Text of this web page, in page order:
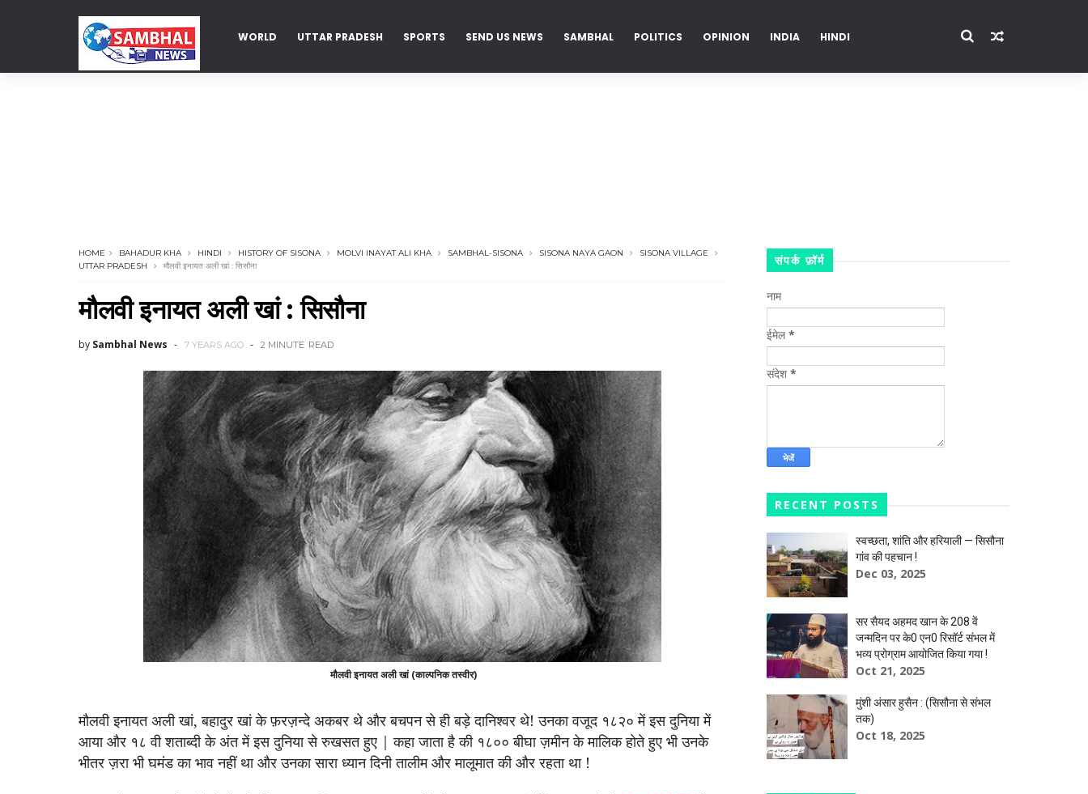
WORLD UTTAR PRADESH SPORTS SEND US NEWS SAMBHAL POLITICS OPINION INDIA HINDI
HOME BAHADUR KHA HINDI HISTORY OF SISONA MOLVI INAYAT ALI KHA SAMBHAL-SISONA SISONA NAYA GAON
SISONA VILLAGE
UTTAR PRADESH
मौलवी इनायत अली खां : सिसौना
मौलवी इनायत अली खां : सिसौना
by Sambhal News 7 YEARS AGO 2 MINUTE READ
मौलवी इनायत अली खां (काल्पनिक तस्वीर)
मौलवी इनायत अली खां, बहादुर खां के फ़रज़न्दे अकबर थे और बचपन से ही बड़े दानिश्वर थे! उनका वजूद १८२० में इस दुनिया में
आया और १८ वी शताब्दी के अंत में इस दुनिया से रुखसत हुए | कहा जाता है की १८०० बीघा ज़मीन के मालिक होते हुए भी उनके
भीतर ज़रा भी घमंड का भाव नहीं था और उनका सारा ध्यान दिनी तालीम और मालूमात की और रहता था !
संपर्क फ़ॉर्म
नाम
ईमेल*
संदेश *
RECENT POSTS
स्वच्छता, शांति और हरियाली — सिसौना
गांव की पहचान !
Dec 03, 2025
सर सैयद अहमद खान के 208 वें
जन्मदिन पर के0 एन0 रिसॉर्ट संभल में
भव्य प्रोग्राम आयोजित किया गया !
Oct 21, 2025
मुंशी अंसार हुसैन : (सिसौना से संभल
तक)
Oct 18, 2025